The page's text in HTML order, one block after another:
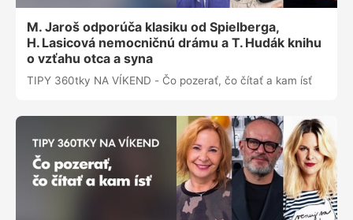
M. Jaroš odporúča klasiku od Spielberga,
H. Lasicová nemocničnú drámu a T. Hudák knihu
o vzťahu otca a syna
TIPY 360tky NA VÍKEND - Čo pozerať, čo čítať a kam ísť